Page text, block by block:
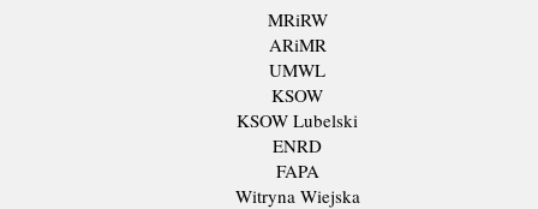
MRiRW
ARiMR
UMWL
KSOW
KSOW Lubelski
ENRD
FAPA
Witryna Wiejska